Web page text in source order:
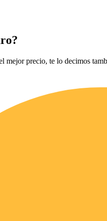
mejor precio, te lo decimos